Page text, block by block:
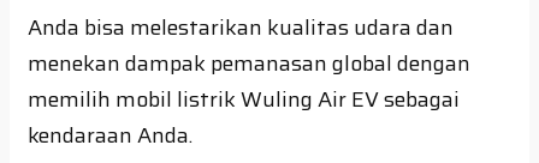
Anda bisa melestarikan kualitas udara dan
menekan dampak pemanasan global dengan
memilih mobil listrik Wuling Air EV sebagai
kendaraan Anda.